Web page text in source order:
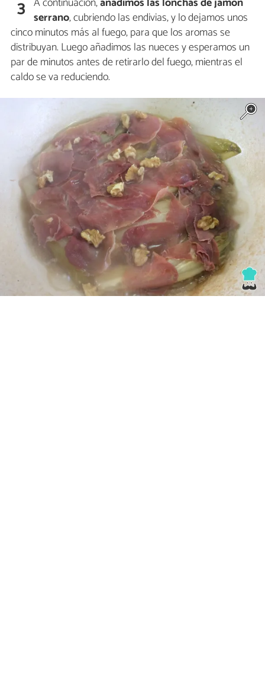
3 serrano, cubriendo las endivias, y lo dejamos unos
cinco minutos más al fuego, para que los aromas se
distribuyan. Luego añadimos las nueces y esperamos un
par de minutos antes de retirarlo del fuego, mientras el
caldo se va reduciendo.